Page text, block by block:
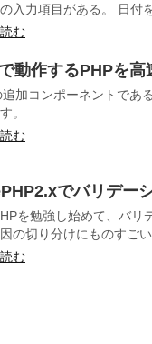
入力項目がある。 日付
む
動作するPHPを高
加コンポーネントであ
。
む
でバリデー
を勉強し始めて、バリ
の切り分けにものすご
む